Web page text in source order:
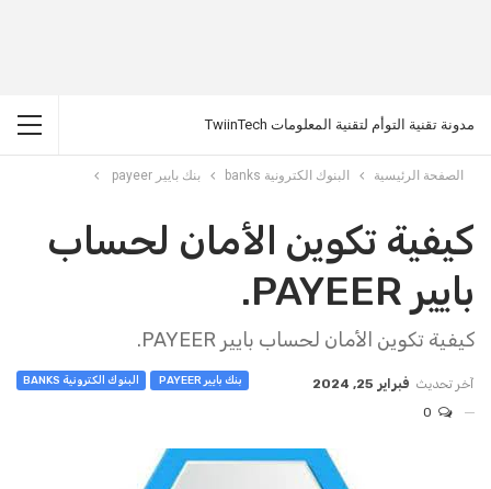
مدونة تقنية التوأم لتقنية المعلومات TwiinTech
الصفحة الرئيسية البنوك الكترونية banks بنك بايير payeer
كيفية تكوين الأمان لحساب
بايير PAYEER.
كيفية تكوين الأمان لحساب بايير PAYEER.
بنك بايير PAYEER البنوك الكترونية BANKS آخر تحديث فبراير 25, 2024